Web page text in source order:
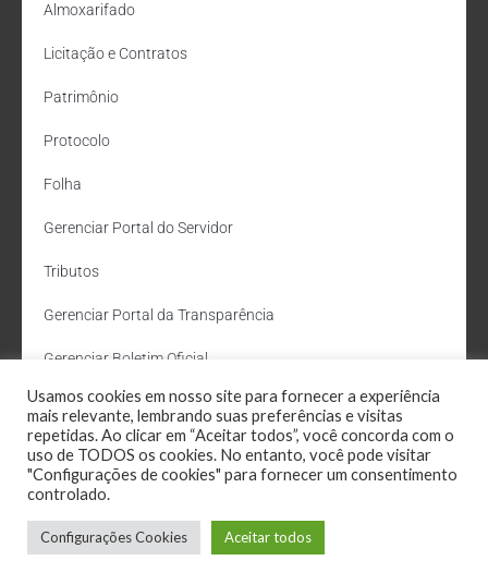
Almoxarifado
Licitação e Contratos
Patrimônio
Protocolo
Folha
Gerenciar Portal do Servidor
Tributos
Gerenciar Portal da Transparência
Gerenciar Boletim Oficial
Departamento de Água e Esgoto
Administração Site
Webmail
Usamos cookies em nosso site para fornecer a experiência
mais relevante, lembrando suas preferências e visitas
repetidas. Ao clicar em “Aceitar todos”, você concorda com o
uso de TODOS os cookies. No entanto, você pode visitar
"Configurações de cookies" para fornecer um consentimento
controlado.
Configurações Cookies Aceitar todos